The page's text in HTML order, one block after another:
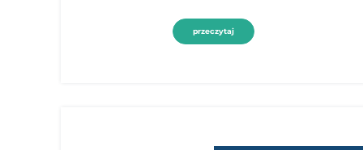
przeczytaj